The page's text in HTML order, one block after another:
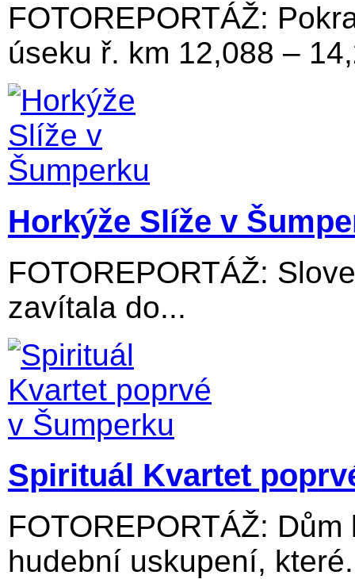
FOTOREPORTÁŽ:
úseku ř. km 12,088 –
Horkýže Slíže v
FOTOREPORTÁŽ:
zavítala do...
Spirituál Kvartet
FOTOREPORTÁŽ:
hudební uskupení,